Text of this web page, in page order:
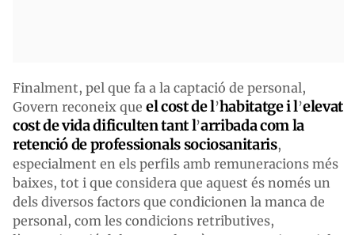
Finalment, pel que fa a la captació de personal,
Govern reconeix que el cost de l’habitatge i l’elevat
cost de vida dificulten tant l’arribada com la
retenció de professionals sociosanitaris,
especialment en els perfils amb remuneracions més
baixes, tot i que considera que aquest és només un
dels diversos factors que condicionen la manca de
personal, com les condicions retributives,